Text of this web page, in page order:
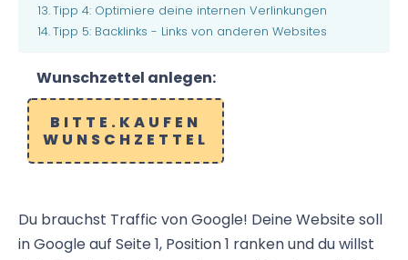
Tipp 4: Optimiere deine internen Verlinkungen
Tipp 5: Backlinks - Links von anderen Websites
Wunschzettel anlegen:
BITTE.KAUFEN
WUNSCHZETTEL
Du brauchst Traffic von Google! Deine Website soll
in Google auf Seite 1, Position 1 ranken und du willst